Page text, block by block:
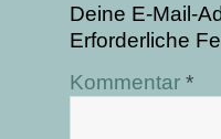
Deine E-Mail-
Erforderliche
Kommentar *